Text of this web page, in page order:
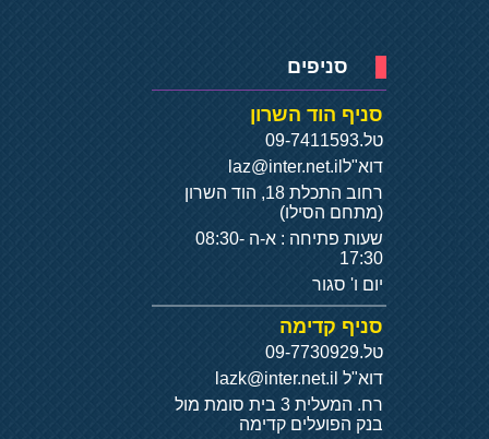
סניפים
סניף הוד השרון
טל.09-7411593
דוא"ל laz@inter.net.il
רחוב התכלת 18, הוד השרון
(מתחם הסילו)
שעות פתיחה : א-ה 08:30-
17:30
יום ו' סגור
סניף קדימה
טל.09-7730929
דוא"ל
רח. המעלית 3 בית סומת מול
בנק הפועלים קדימה